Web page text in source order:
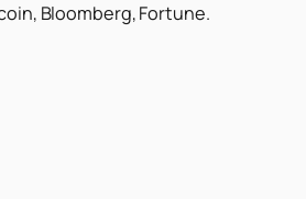
Bloomberg, Fortune.